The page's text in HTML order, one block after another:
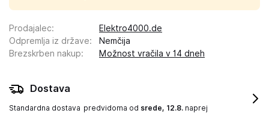
Prodajalec:
Elektro4000.de
Odpremlja iz države:
Nemčija
Brezskrben nakup: Možnost vračila v 14 dneh
Dostava
Standardna dostava predvidoma od srede, 12.8. naprej